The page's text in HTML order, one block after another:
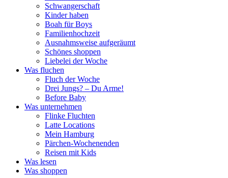
Schwangerschaft
Kinder haben
Boah für Boys
Familienhochzeit
Ausnahmsweise aufgeräumt
Schönes shoppen
Liebelei der Woche
Was fluchen
Fluch der Woche
Drei Jungs? – Du Arme!
Before Baby
Was unternehmen
Flinke Fluchten
Latte Locations
Mein Hamburg
Pärchen-Wochenenden
Reisen mit Kids
Was lesen
Was shoppen